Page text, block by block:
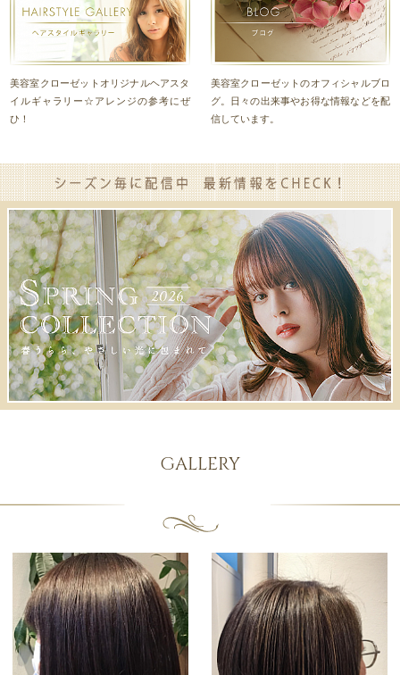
美容室クローゼットオリジナルヘアスタ
イルギャラリー☆アレンジの参考にぜ
ひ！
美容室クローゼットのオフィシャルブロ
グ。日々の出来事やお得な情報などを配
信しています。
GALLERY